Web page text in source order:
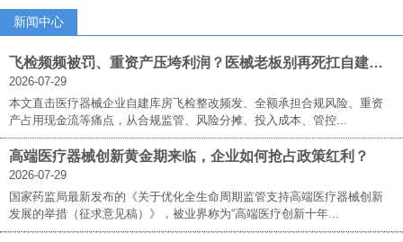
新闻中心
飞检频频被罚、重资产压垮利润？医械老板别再死扛自建库房！立菲佰世三方仓才是破局答案
2026-07-29
本文直击医疗器械企业自建库房飞检整改频发、全额承担合规风险、重资
产占用现金流等痛点，从合规监管、风险分摊、投入成本、管控...
高端医疗器械创新黄金期来临，企业如何抢占政策红利？
2026-07-29
国家药监局最新发布的《关于优化全生命周期监管支持高端医疗器械创新
发展的举措（征求意见稿）》，被业界称为“高端医疗创新十年...